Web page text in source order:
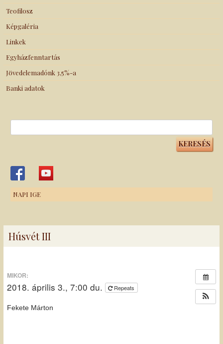
Teofilosz
Képgaléria
Linkek
Egyházfenntartás
Jövedelemadónk 3,5%-a
Banki adatok
NAPI IGE
Húsvét III
MIKOR:
2018. április 3., 7:00 du. Repeats
Fekete Márton